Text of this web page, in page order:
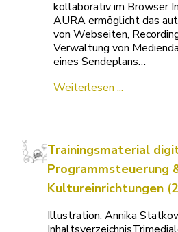
kollaborativ im Browser
AURA ermöglicht das
von Webseiten,
Verwaltung von
eines Sendeplans…
Weiterlesen ...
Trainingsmaterial
Programmsteuerung
Kultureinrichtungen
Illustration: Annika